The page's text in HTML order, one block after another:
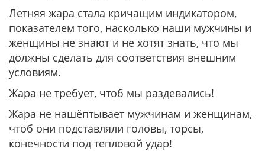
Летняя жара стала кричащим индикатором,
показателем того, насколько наши мужчины и
женщины не знают и не хотят знать, что мы
должны сделать для соответствия внешним
условиям.
Жара не требует, чтоб мы раздевались!
Жара не нашёптывает мужчинам и женщинам,
чтоб они подставляли головы, торсы,
конечности под тепловой удар!